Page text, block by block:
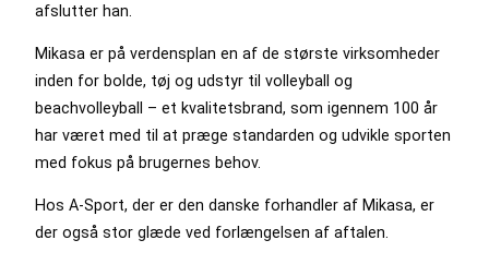
afslutter han.
Mikasa er på verdensplan en af de største virksomheder
inden for bolde, tøj og udstyr til volleyball og
beachvolleyball – et kvalitetsbrand, som igennem 100 år
har været med til at præge standarden og udvikle sporten
med fokus på brugernes behov.
Hos A-Sport, der er den danske forhandler af Mikasa, er
der også stor glæde ved forlængelsen af aftalen.